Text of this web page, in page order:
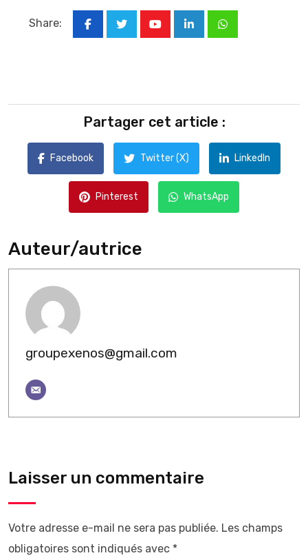
Share:
LinkedInWhatsapp
Partager cet article :
Facebook Twitter (X) LinkedIn
Pinterest WhatsApp
Auteur/autrice
groupexenos@gmail.com
Laisser un commentaire
Votre adresse e-mail ne sera pas publiée. Les champs
obligatoires sont indiqués avec *